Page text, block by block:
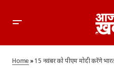
उद्घाटन
Home»15 नवंबर को पीएम मोदी करेंगे